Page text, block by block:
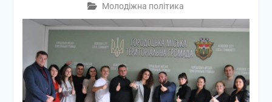
Молодіжна політика